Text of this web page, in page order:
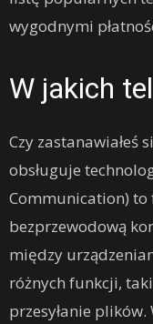
wygodnymi
W jakich
Czy zastanawiałeś
obsługuje
Communication)
bezprzewodową
między
różnych funkcji,
przesyłanie